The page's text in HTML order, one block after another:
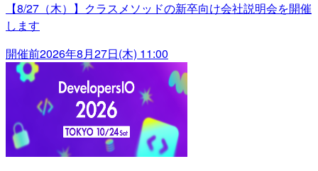
【8/27（木）】クラスメソッドの新卒向け会社説明会を開催
します
開催前2026年8月27日(木) 11:00